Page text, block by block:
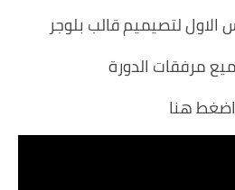
لتصيميم قالب بلوجر
مرفقات الدورة
اضغط هنا